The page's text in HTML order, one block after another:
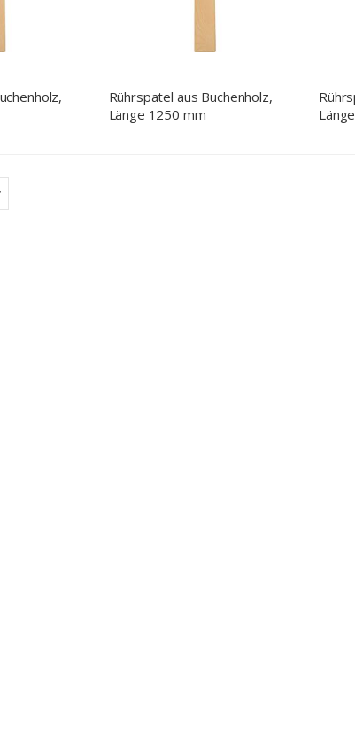
Rührspatel aus Buchenholz,
Länge 1250 mm